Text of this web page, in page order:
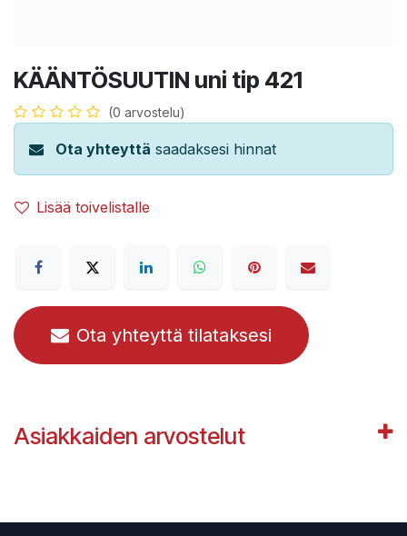
KÄÄNTÖSUUTIN uni tip 421
(0 arvostelu)
Ota yhteyttä saadaksesi hinnat
Lisää toivelistalle
Ota yhteyttä tilataksesi
Asiakkaiden arvostelut